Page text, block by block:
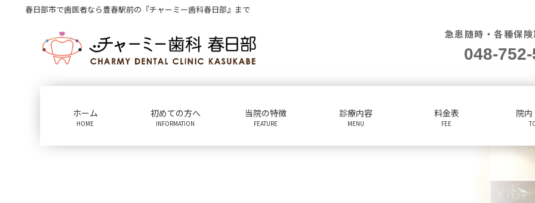
春日部市で歯医者なら豊春駅前の『チャーミー歯科春日部』まで
急患随時・各種保
048-
ホーム
HOME
初めての方へ
INFORMATION
当院の特徴
FEATURE
診療内容
MENU
料金表
FEE
院